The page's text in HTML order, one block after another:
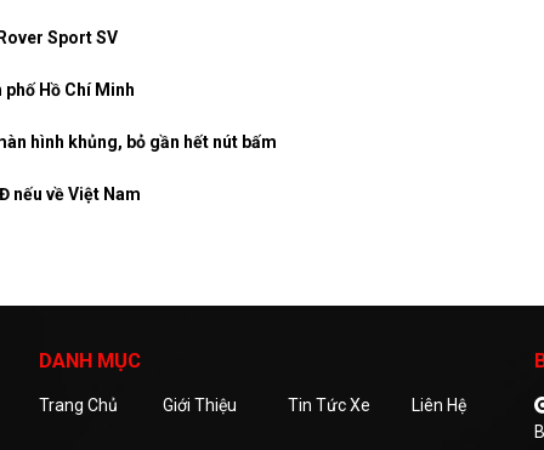
Sport SV
Hồ Chí Minh
hình khủng, bỏ gần hết nút bấm
nếu về Việt Nam
DANH MỤC
Trang Chủ Giới Thiệu Tin Tức Xe Liên Hệ